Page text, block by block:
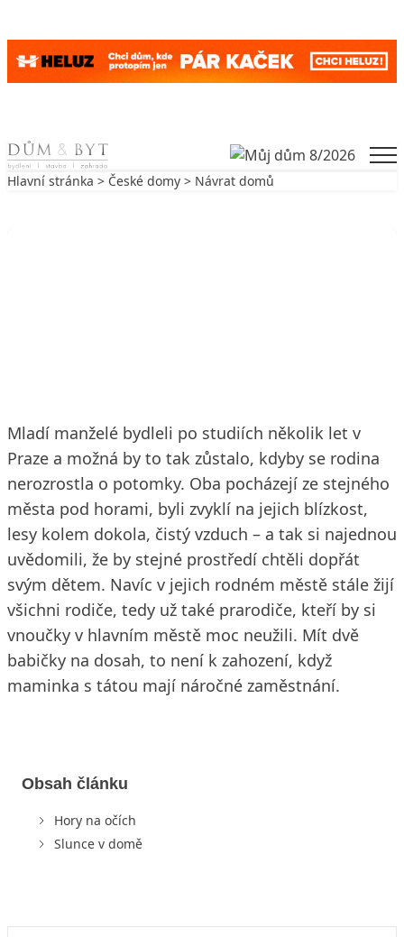
Skip to content
Hlavní stránka > České domy > Návrat domů
Mladí manželé bydleli po studiích několik let v
Praze a možná by to tak zůstalo, kdyby se rodina
nerozrostla o potomky. Oba pocházejí ze stejného
města pod horami, byli zvyklí na jejich blízkost,
lesy kolem dokola, čistý vzduch – a tak si najednou
uvědomili, že by stejné prostředí chtěli dopřát
svým dětem. Navíc v jejich rodném městě stále žijí
všichni rodiče, tedy už také prarodiče, kteří by si
vnoučky v hlavním městě moc neužili. Mít dvě
babičky na dosah, to není k zahození, když
maminka s tátou mají náročné zaměstnání.
Obsah článku
Hory na očích
Slunce v domě